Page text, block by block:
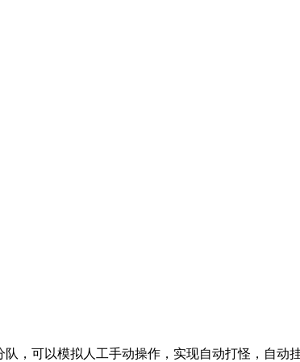
，可以模拟人工手动操作，实现自动打怪，自动